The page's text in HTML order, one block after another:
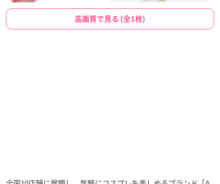
高画質で見る (全1枚)